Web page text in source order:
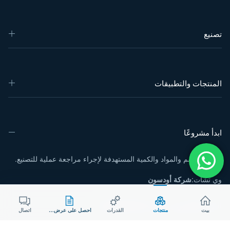
تصنيع
المنتجات والتطبيقات
ابدأ مشروعًا
أرسل الرسم والمواد والكمية المستهدفة لإجراء مراجعة عملية للتصنيع.
وي تشات:شركة أودسون
البريد الإلكتروني: sales@aodson.com بيت منتجات القدرات احصل على عرض سعر اتصال